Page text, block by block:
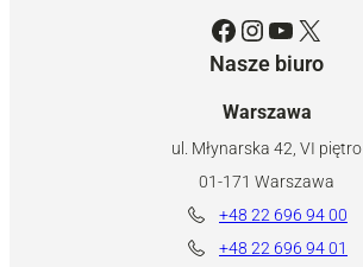
Facebook Instagram YouTube X
Nasze biuro
Warszawa
ul. Młynarska 42, VI piętro
01-171 Warszawa
+48 22 696 94 00
+48 22 696 94 01